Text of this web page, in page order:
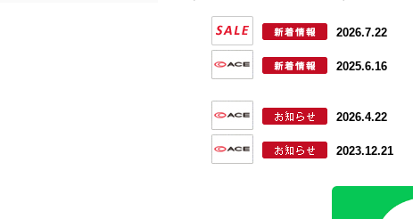
2026.7.22
2025.6.16
2026.4.22
2023.12.21